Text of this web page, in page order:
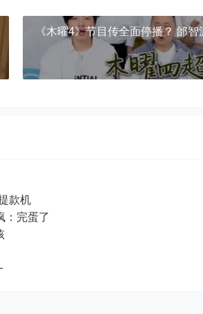
《木曜4》节目传全面停播？ 邰
款机
：完蛋了
孩
一